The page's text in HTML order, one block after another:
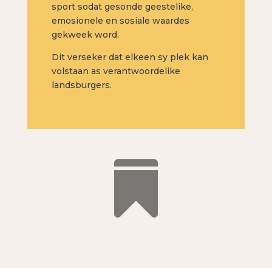
sport sodat gesonde geestelike,
emosionele en sosiale waardes
gekweek word.
Dit verseker dat elkeen sy plek kan
volstaan as verantwoordelike
landsburgers.
